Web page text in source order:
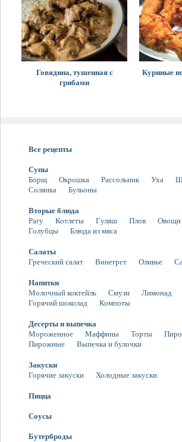
Говядина, тушенная с
грибами
Куриные
Все рецепты
Супы
Борщ
Окрошка Рассольник Уха
Солянка
Бульоны
Вторые блюда
Рагу
Котлеты Гуляш Плов Овощи
Голубцы
Блюда из мяса
Салаты
Греческий салат
Винегрет Оливье
Напитки
Молочный коктейль
Смузи Лимонад
Горячий шоколад
Компоты
Десерты и выпечка
Мороженное
Маффины Торты
Пирожные
Выпечка и булочки
Закуски
Горячие закуски
Холодные закуски
Пицца
Соусы
Бутерброды